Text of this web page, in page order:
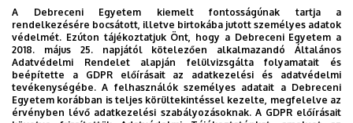
Restaurációs Ökológiai Kutatócsoport)
+36 52 512 900 / 22604
Szervezeti weboldal
A Debreceni Egyetem kiemelt fontosságúnak tartja a
rendelkezésére bocsátott, illetve birtokába jutott személyes adatok
védelmét. Ezúton tájékoztatjuk Önt, hogy a Debreceni Egyetem a
2018. május 25. napjától kötelezően alkalmazandó Általános
Adatvédelmi Rendelet alapján felülvizsgálta folyamatait és
beépítette a GDPR előírásait az adatkezelési és adatvédelmi
tevékenységébe. A felhasználók személyes adatait a Debreceni
Egyetem korábban is teljes körültekintéssel kezelte, megfelelve az
érvényben lévő adatkezelési szabályozásoknak. A GDPR előírásait